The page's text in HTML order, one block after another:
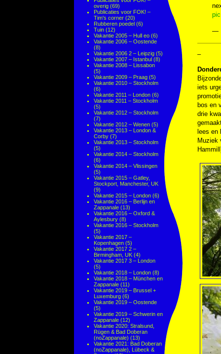
overig (69)
Publicaties voor FOK! –
Tim's corner (20)
Rubberen poedel (6)
Tuin (12)
Vakantie 2005 – Hull eo (6)
Vakantie 2006 – Oostende
(8)
Vakantie 2006 2 – Leipzig (5)
Vakantie 2007 – Istanbul (8)
Vakantie 2008 – Lissabon
(5)
Vakantie 2009 – Praag (5)
Vakantie 2010 – Stockholm
(6)
Vakantie 2011 – London (6)
Vakantie 2011 – Stockholm
(5)
Vakantie 2012 – Stockholm
(7)
Vakantie 2012 – Wenen (5)
Vakantie 2013 – London &
Corby (7)
Vakantie 2013 – Stockholm
(5)
Vakantie 2014 – Stockholm
(6)
Vakantie 2014 – Vlissingen
(5)
Vakantie 2015 – Gatley,
Stockport, Manchester, UK
(9)
Vakantie 2015 – London (6)
Vakantie 2016 – Berlijn en
Zappanale (13)
Vakantie 2016 – Oxford &
Aylesbury (8)
Vakantie 2016 – Stockholm
(5)
Vakantie 2017 –
Kopenhagen (5)
Vakantie 2017 2 –
Birmingham, UK (4)
Vakantie 2017 3 – London
(5)
Vakantie 2018 – London (8)
Vakantie 2018 – München en
Zappanale (11)
Vakantie 2019 – Brussel +
Luxemburg (6)
Vakantie 2019 – Oostende
(5)
Vakantie 2019 – Schwerin en
Zappanale (12)
Vakantie 2020: Stralsund,
Rügen & Bad Doberan
(noZappanale) (13)
Vakantie 2021: Bad Doberan
(noZappanale), Lübeck &
—
–
iets
bos en
drie
lees en
Muziek